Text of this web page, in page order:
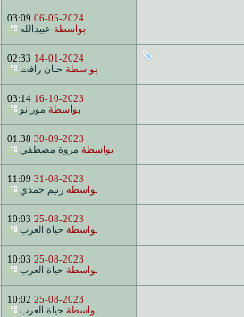
06-05-2024
03:09
بواسطة عبيدالله
14-01-2024
02:33
بواسطة حنان رافت
16-10-2023
03:14
بواسطة مورانو
30-09-2023
01:38
بواسطة مروة مصطفي
31-08-2023
11:09
بواسطة رنيم حمدي
25-08-2023
10:03
بواسطة حياة العرب
25-08-2023
10:03
بواسطة حياة العرب
25-08-2023
10:02
بواسطة حياة العرب